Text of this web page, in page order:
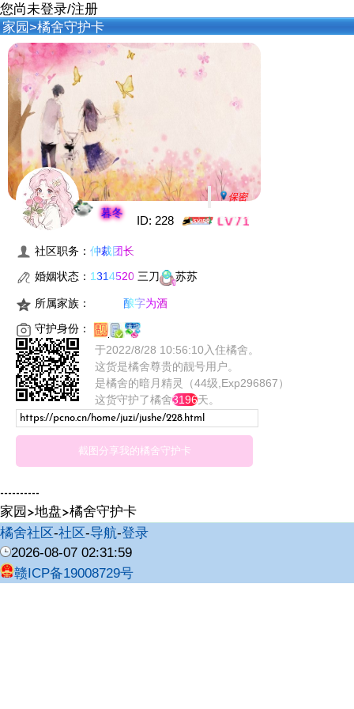
您尚未登录/注册
家园>橘舍守护卡
暮冬 ID: 228
保密
社区职务： 仲裁团长
婚姻状态： 1314520 三刀 苏苏
所属家族： 酿字为酒
守护身份：
于2022/8/28 10:56:10入住橘舍。
这货是橘舍尊贵的靓号用户。
是橘舍的暗月精灵（44级,Exp296867）
这货守护了橘舍3196天。
截图分享我的橘舍守护卡
----------
家园 >地盘>橘舍守护卡
橘舍社区-社区-导航-登录
2026-08-07 02:31:59
赣ICP备19008729号